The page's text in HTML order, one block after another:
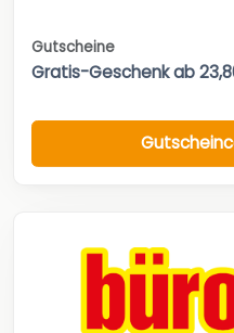
Gutscheine
Gratis-Geschenk ab